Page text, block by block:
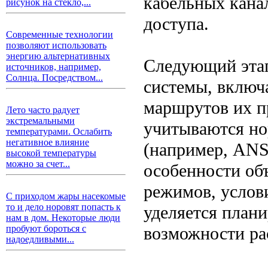
рисунок на стекло,...
Современные технологии
позволяют использовать
энергию альтернативных
источников, например,
Солнца. Посредством...
Лето часто радует
экстремальными
температурами. Ослабить
негативное влияние
высокой температуры
можно за счет...
С приходом жары насекомые
то и дело норовят попасть к
нам в дом. Некоторые люди
пробуют бороться с
надоедливыми...
доступа.
Следующий
системы,
маршрутов их
учитываются
(например,
особенности
режимов,
уделяется
возможности